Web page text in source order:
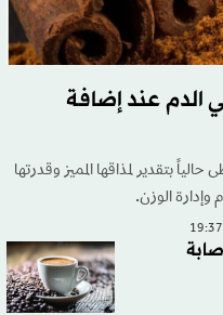
الدم عند إضافة
بتقدير لمذاقها المميز وقدرتها
وإدارة الوزن.